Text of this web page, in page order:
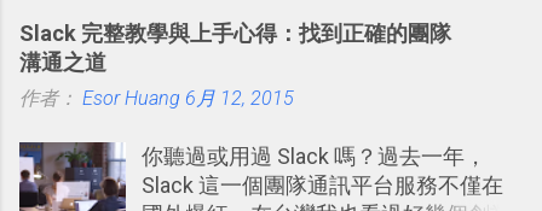
Slack 完整教學與上手心得：找到正確的團隊
溝通之道
作者： Esor Huang 6月 12, 2015
你聽過或用過 Slack 嗎？過去一年，
Slack 這一個團隊通訊平台服務不僅在